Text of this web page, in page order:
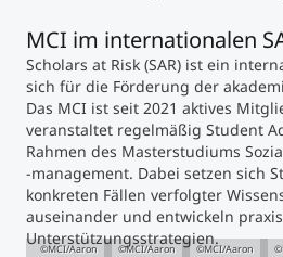
MCI im internationalen
Scholars at Risk (SAR) ist ein
sich für die Förderung der
Das MCI ist seit 2021 aktives
veranstaltet regelmäßig Student
Rahmen des Masterstudiums
-management. Dabei setzen sich
konkreten Fällen verfolgter
auseinander und entwickeln
Unterstützungsstrategien.
©MCI/Aaron
©MCI/Aaron
©MCI/Aaron